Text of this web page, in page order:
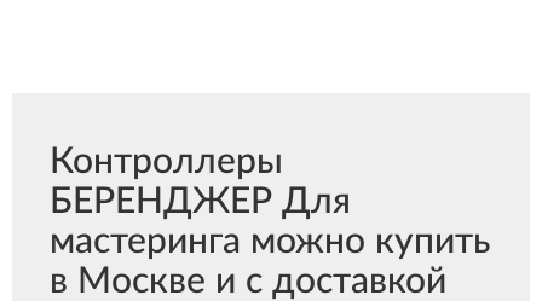
Контроллеры
БЕРЕНДЖЕР Для
мастеринга можно купить
в Москве и с доставкой